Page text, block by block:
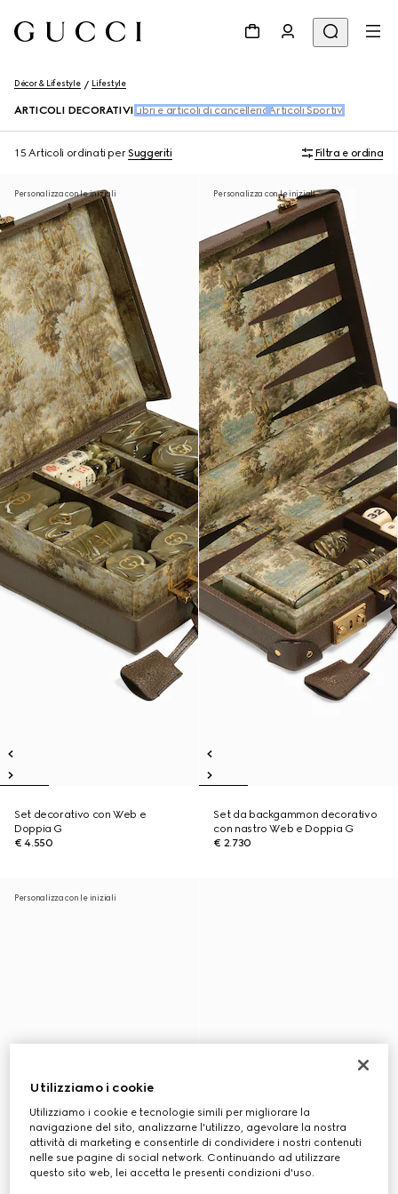
Décor & Lifestyle Lifestyle
ARTICOLI DECORATIVI Libri e articoli di cancelleria Articoli Sportivi
15 Articoli ordinati perSuggeriti Filtra e ordina
Personalizza con le iniziali
Set decorativo con Web e
Doppia G
€ 4.550
Personalizza con le iniziali
Set da backgammon decorativo
con nastro Web e Doppia G
€ 2.730
Personalizza con le iniziali
Utilizziamo i cookie
Utilizziamo i cookie e tecnologie simili per migliorare la
navigazione del sito, analizzarne l'utilizzo, agevolare la nostra
attività di marketing e consentirle di condividere i nostri contenuti
nelle sue pagine di social network. Continuando ad utilizzare
questo sito web, lei accetta le presenti condizioni d'uso.